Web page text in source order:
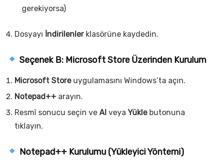
gerekiyorsa)
Dosyayı İndirilenlerklasörüne kaydedin.
Seçenek B: Microsoft Store Üzerinden Kurulum
Microsoft Storeuygulamasını Windows’ta açın.
Notepad++ arayın.
Resmî sonucu seçin ve Al veya Yüklebutonuna
tıklayın.
Notepad++ Kurulumu (Yükleyici Yöntemi)